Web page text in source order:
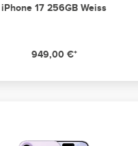
iPhone 17 256GB Weiss
949,00 €*